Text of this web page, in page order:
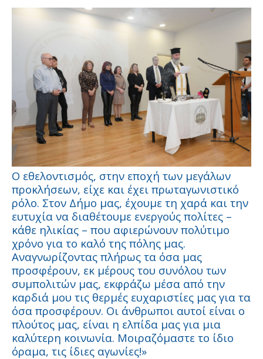
Ο εθελοντισμός, στην εποχή των μεγάλων
προκλήσεων, είχε και έχει πρωταγωνιστικό
ρόλο. Στον Δήμο μας, έχουμε τη χαρά και την
ευτυχία να διαθέτουμε ενεργούς πολίτες –
κάθε ηλικίας – που αφιερώνουν πολύτιμο
χρόνο για το καλό της πόλης μας.
Αναγνωρίζοντας πλήρως τα όσα μας
προσφέρουν, εκ μέρους του συνόλου των
συμπολιτών μας, εκφράζω μέσα από την
καρδιά μου τις θερμές ευχαριστίες μας για τα
όσα προσφέρουν. Οι άνθρωποι αυτοί είναι ο
πλούτος μας, είναι η ελπίδα μας για μια
καλύτερη κοινωνία. Μοιραζόμαστε το ίδιο
όραμα, τις ίδιες αγωνίες!»